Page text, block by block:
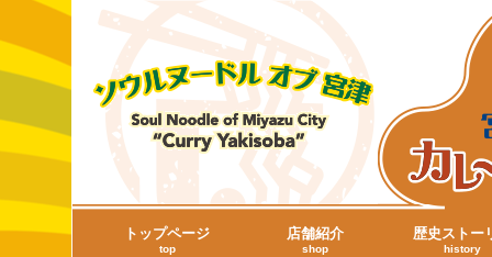
トップページ
top
店舗紹介
shop
歴史ストー
history